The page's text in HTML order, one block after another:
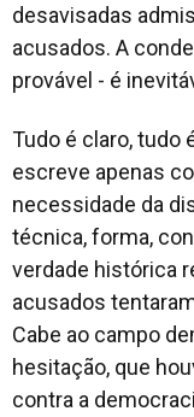
desavisadas
acusados. A
provável - é
Tudo é claro, tudo
escreve apenas
necessidade da
técnica, forma,
verdade histórica
acusados
Cabe ao campo
hesitação, que
contra a